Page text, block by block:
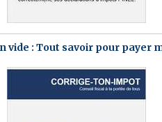
vide : Tout savoir pour payer